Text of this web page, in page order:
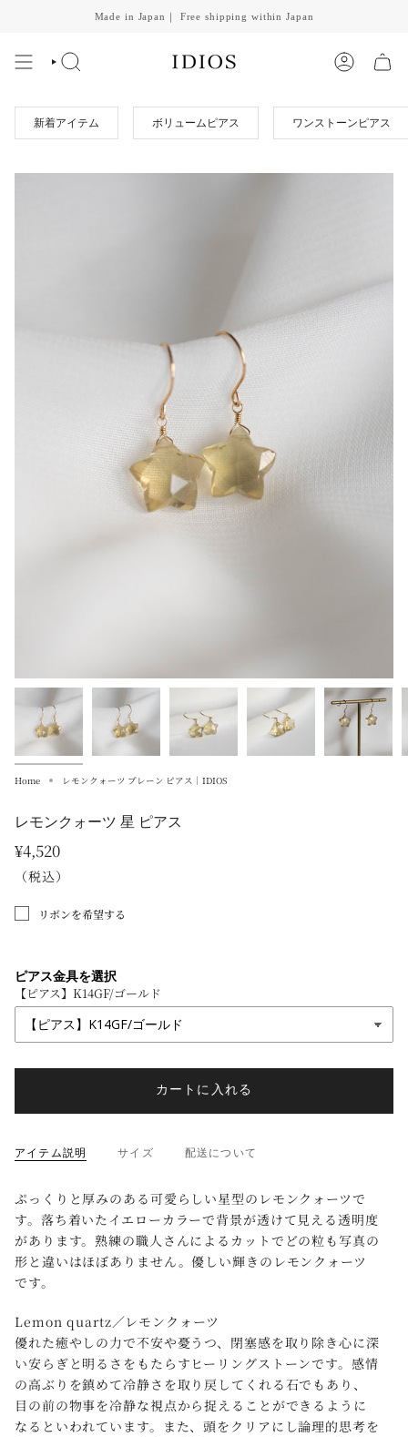
Made in Japan｜ Free shipping within Japan
SEARCH ACCOUNT
新着アイテム ボリュームピアス ワンストーンピアス
Home レモンクォーツ プレーン ピアス｜IDIOS
レモンクォーツ 星 ピアス
¥4,520
（税込）
リボンを希望する
ピアス金具を選択
【ピアス】K14GF/ゴールド
カートに入れる
アイテム説明 サイズ 配送について
ぷっくりと厚みのある可愛らしい星型のレモンクォーツで
す。落ち着いたイエローカラーで背景が透けて見える透明度
があります。熟練の職人さんによるカットでどの粒も写真の
形と違いはほぼありません。優しい輝きのレモンクォーツ
です。
Lemon quartz／レモンクォーツ
優れた癒やしの力で不安や憂うつ、閉塞感を取り除き心に深
い安らぎと明るさをもたらすヒーリングストーンです。感情
の高ぶりを鎮めて冷静さを取り戻してくれる石でもあり、
目の前の物事を冷静な視点から捉えることができるように
なるといわれています。また、頭をクリアにし論理的思考を